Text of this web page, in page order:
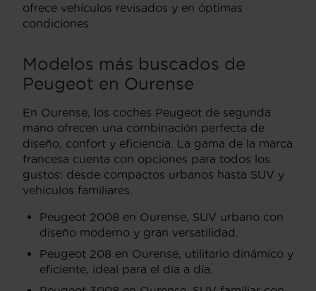
ofrece vehículos revisados y en óptimas
condiciones.
Modelos más buscados de
Peugeot en Ourense
En Ourense, los coches Peugeot de segunda
mano ofrecen una combinación perfecta de
diseño, confort y eficiencia. La gama de la marca
francesa cuenta con opciones para todos los
gustos: desde compactos urbanos hasta SUV y
vehículos familiares.
Peugeot 2008 en Ourense, SUV urbano con
diseño moderno y gran versatilidad.
Peugeot 208 en Ourense, utilitario dinámico y
eficiente, ideal para el día a día.